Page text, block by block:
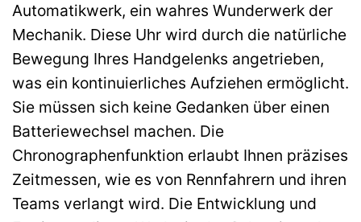
Automatikwerk, ein wahres Wunderwerk der
Mechanik. Diese Uhr wird durch die natürliche
Bewegung Ihres Handgelenks angetrieben,
was ein kontinuierliches Aufziehen ermöglicht.
Sie müssen sich keine Gedanken über einen
Batteriewechsel machen. Die
Chronographenfunktion erlaubt Ihnen präzises
Zeitmessen, wie es von Rennfahrern und ihren
Teams verlangt wird. Die Entwicklung und